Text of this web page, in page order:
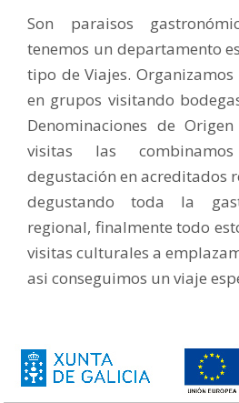
Son paraisos
tenemos un departamento
tipo de Viajes.
en grupos visitando
Denominaciones de
visitas las
degustación en acreditados
degustando toda la
regional, finalmente todo
visitas culturales a
asi conseguimos un viaje